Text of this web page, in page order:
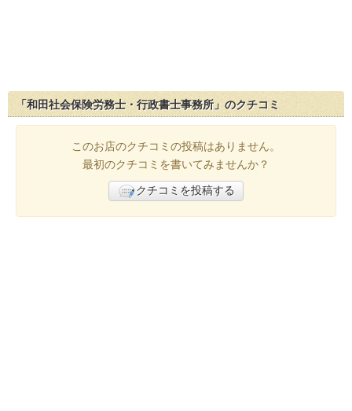
「和田社会保険労務士・行政書士事務所」のクチコミ
このお店のクチコミの投稿はありません。
最初のクチコミを書いてみませんか？
クチコミを投稿する